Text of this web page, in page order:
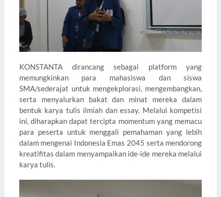
KONSTANTA dirancang sebagai platform yang
memungkinkan para mahasiswa dan siswa
SMA/sederajat untuk mengekplorasi, mengembangkan,
serta menyalurkan bakat dan minat mereka dalam
bentuk karya tulis ilmiah dan essay. Melalui kompetisi
ini, diharapkan dapat tercipta momentum yang memacu
para peserta untuk menggali pemahaman yang lebih
dalam mengenai Indonesia Emas 2045 serta mendorong
kreatifitas dalam menyampaikan ide-ide mereka melalui
karya tulis.